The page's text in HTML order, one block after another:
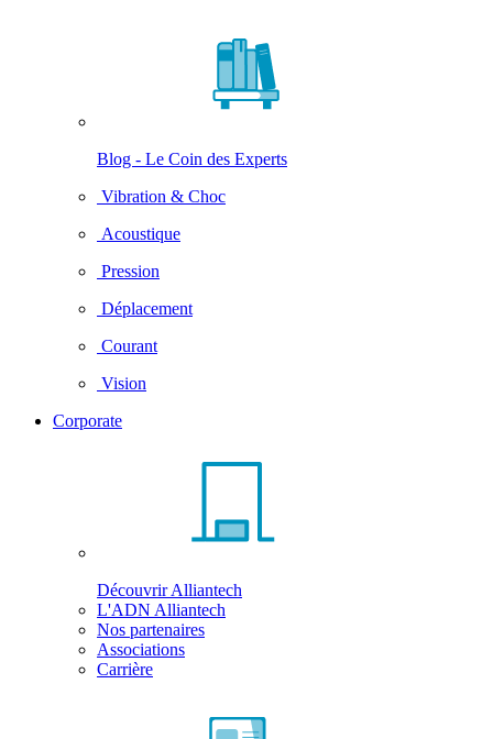
Blog - Le Coin des Experts
Vibration & Choc
Acoustique
Pression
Déplacement
Courant
Vision
Corporate
Découvrir Alliantech
L'ADN Alliantech
Nos partenaires
Associations
Carrière